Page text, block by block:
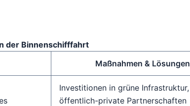
der Binnenschifffahrt
Maßnahmen & Lösungen
Investitionen in grüne Infrastruktur,
öffentlich-private Partnerschaften